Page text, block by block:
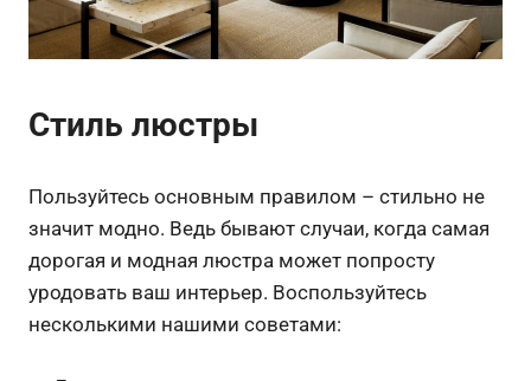
Стиль люстры
Пользуйтесь основным правилом – стильно не
значит модно. Ведь бывают случаи, когда самая
дорогая и модная люстра может попросту
уродовать ваш интерьер. Воспользуйтесь
несколькими нашими советами: